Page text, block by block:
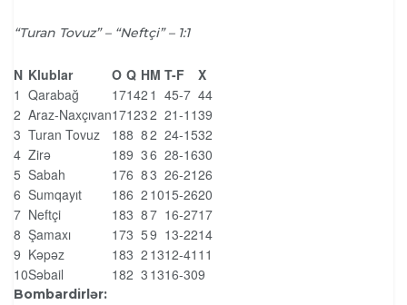
“Turan Tovuz” – “Neftçi” – 1:1
N Klublar O Q HM T-F
X
1 Qarabağ 17142 1 45-7 44
2 Araz-Naxçıvan171232 21-1139
3 Turan Tovuz 188 82 24-1532
4 Zirə 189 36 28-1630
5 Sabah 176 83 26-2126
6 Sumqayıt 186 2 1015-2620
7 Neftçi 183 87 16-2717
8 Şamaxı 173 59 13-2214
9 Kəpəz 183 2 1312-41 11
10Səbail 182 3 1316-309
Bombardirlər: